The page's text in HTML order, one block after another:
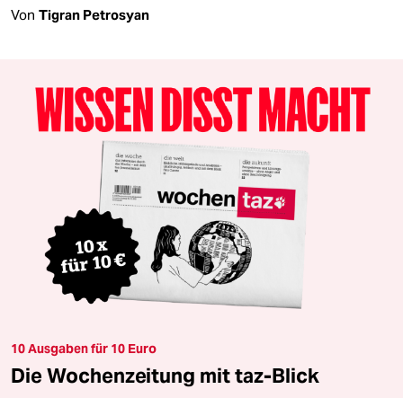
Von Tigran Petrosyan
10 Ausgaben für 10 Euro
Die Wochenzeitung mit taz-Blick